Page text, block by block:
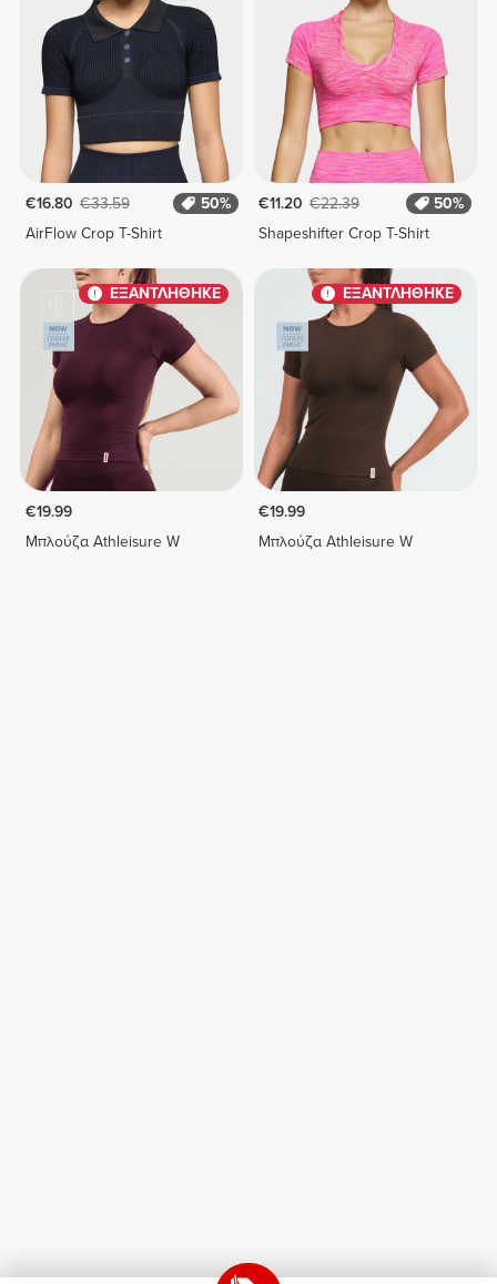
€16.80 €33.59
50%
AirFlow Crop T-Shirt
€11.20 €22.39
50%
Shapeshifter Crop T-Shirt
ΕΞΑΝΤΛΗΘΗΚΕ
€19.99
Μπλούζα Athleisure W
ΕΞΑΝΤΛΗΘΗΚΕ
€19.99
Μπλούζα Athleisure W